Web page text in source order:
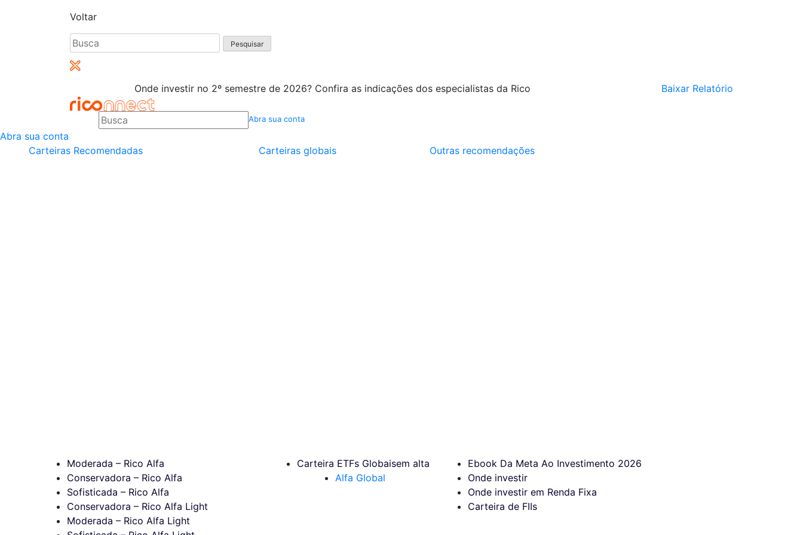
Voltar
Pesquisar
por:
Onde investir no 2º semestre de 2026? Confira as indicações dos especialistas da Rico Baixar Relatório
Abra sua conta
Abra sua conta
Carteiras Recomendadas
Moderada – Rico Alfa
Conservadora – Rico Alfa
Sofisticada – Rico Alfa
Conservadora – Rico Alfa Light
Moderada – Rico Alfa Light
Carteiras globais
Carteira ETFs Globaisem alta
Alfa Global
Outras recomendações
Ebook Da Meta Ao Investimento 2026
Onde investir
Onde investir em Renda Fixa
Carteira de FIIs